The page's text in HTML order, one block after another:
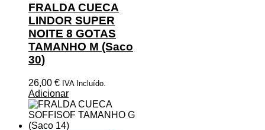
FRALDA CUECA
LINDOR SUPER
NOITE 8 GOTAS
TAMANHO M (Saco
30)
26,00 € IVA Incluído.
Adicionar